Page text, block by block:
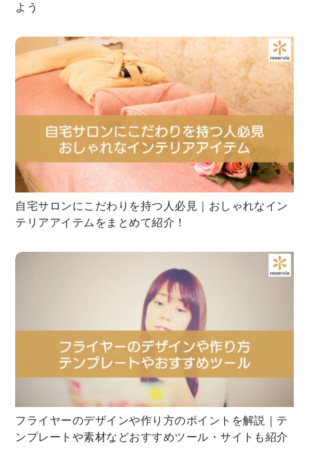
よう
自宅サロンにこだわりを持つ人必見｜おしゃれなイン
テリアアイテムをまとめて紹介！
フライヤーのデザインや作り方のポイントを解説｜テ
ンプレートや素材などおすすめツール・サイトも紹介